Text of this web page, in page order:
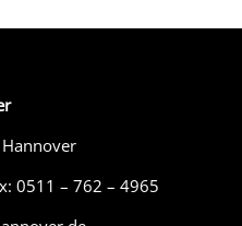
0511 – 762 – 4965